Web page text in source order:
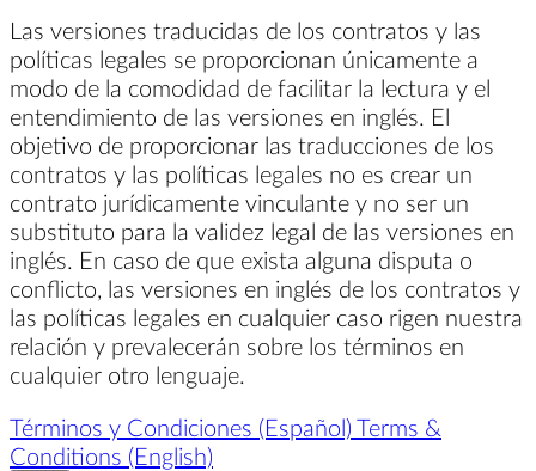
Las versiones traducidas de los contratos y las
políticas legales se proporcionan únicamente a
modo de la comodidad de facilitar la lectura y el
entendimiento de las versiones en inglés. El
objetivo de proporcionar las traducciones de los
contratos y las políticas legales no es crear un
contrato jurídicamente vinculante y no ser un
substituto para la validez legal de las versiones en
inglés. En caso de que exista alguna disputa o
conflicto, las versiones en inglés de los contratos y
las políticas legales en cualquier caso rigen nuestra
relación y prevalecerán sobre los términos en
cualquier otro lenguaje.
Términos y Condiciones (Español) Terms &
Conditions (English)